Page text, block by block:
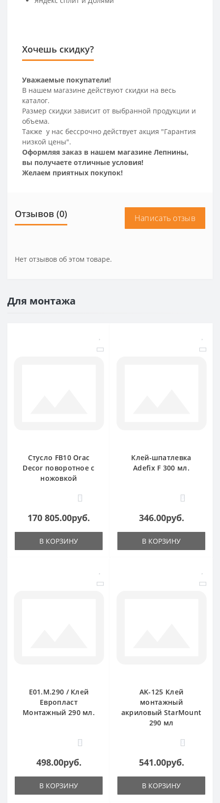
Хочешь скидку?
Уважаемые покупатели!
В нашем магазине действуют скидки на весь
каталог.
Размер скидки зависит от выбранной продукции и
объема.
Также у нас бессрочно действует акция "Гарантия
низкой цены".
Оформляя заказ в нашем магазине Лепнины,
вы получаете отличные условия!
Желаем приятных покупок!
Отзывов (0) Написать отзыв
Нет отзывов об этом товаре.
Для монтажа
Стусло FB10 Orac
Decor поворотное с
ножовкой
1
170 805.00руб.
В КОРЗИНУ
Клей-шпатлевка
Adefix F 300 мл.
0
346.00руб.
В КОРЗИНУ
E01.M.290 / Клей
Европласт
Монтажный 290 мл.
0
498.00руб.
В КОРЗИНУ
AK-125 Клей
монтажный
акриловый StarMount
290 мл
0
541.00руб.
В КОРЗИНУ